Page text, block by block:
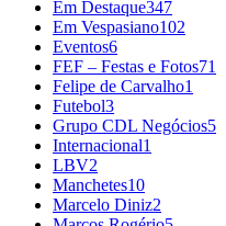
Em Destaque347
Em Vespasiano102
Eventos6
FEF – Festas e Fotos71
Felipe de Carvalho1
Futebol3
Grupo CDL Negócios5
Internacional1
LBV2
Manchetes10
Marcelo Diniz2